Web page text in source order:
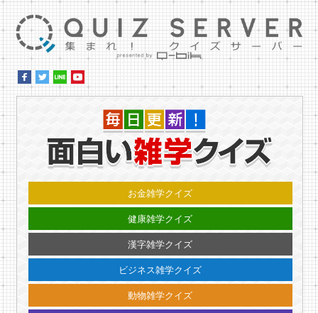
お金雑学クイズ
健康雑学クイズ
漢字雑学クイズ
ビジネス雑学クイズ
動物雑学クイズ